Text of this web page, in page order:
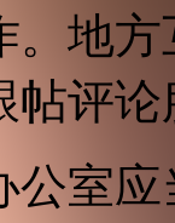
。地
帖评
公室